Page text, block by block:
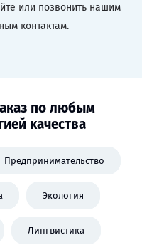
или позвонить нашим
контактам.
по любым
качества
Предпринимательство
Экология
Лингвистика